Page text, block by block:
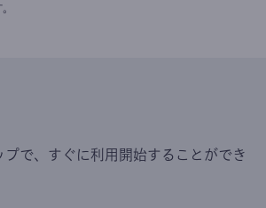
で、すぐに利用開始することができ